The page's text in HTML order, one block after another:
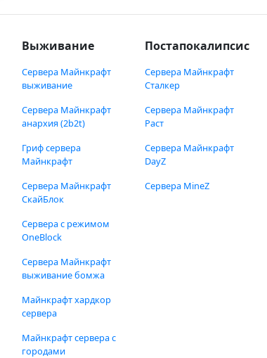
Выживание
Сервера Майнкрафт
выживание
Сервера Майнкрафт
анархия (2b2t)
Гриф сервера
Майнкрафт
Сервера Майнкрафт
СкайБлок
Сервера с режимом
OneBlock
Сервера Майнкрафт
выживание бомжа
Майнкрафт хардкор
сервера
Майнкрафт сервера с
городами
Постапокалипсис
Сервера Майнкрафт
Сталкер
Сервера Майнкрафт
Раст
Сервера Майнкрафт
DayZ
Сервера MineZ